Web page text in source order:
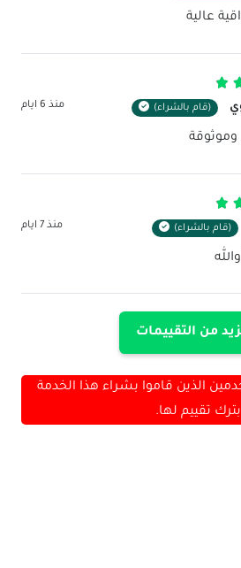
عالية
5من 5
(قام بالشراء) منذ 6 ايام
5من 5
(قام بالشراء) منذ 7 ايام
من التقييمات
الذين قاموا بشراء هذا الخدمة
بترك تقييم لها.